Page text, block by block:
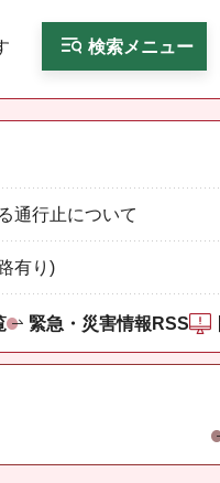
検索メニュー
通行止について
有り)
緊急・災害情報RSS